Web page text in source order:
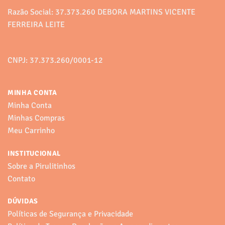
Razão Social: 37.373.260 DEBORA MARTINS VICENTE
FERREIRA LEITE
CNPJ: 37.373.260/0001-12
MINHA CONTA
Minha Conta
Minhas Compras
Meu Carrinho
INSTITUCIONAL
Sobre a Pirulitinhos
Contato
DÚVIDAS
Políticas de Segurança e Privacidade